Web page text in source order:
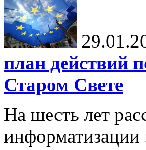
план действий
Старом Свете
На шесть лет
информатизации